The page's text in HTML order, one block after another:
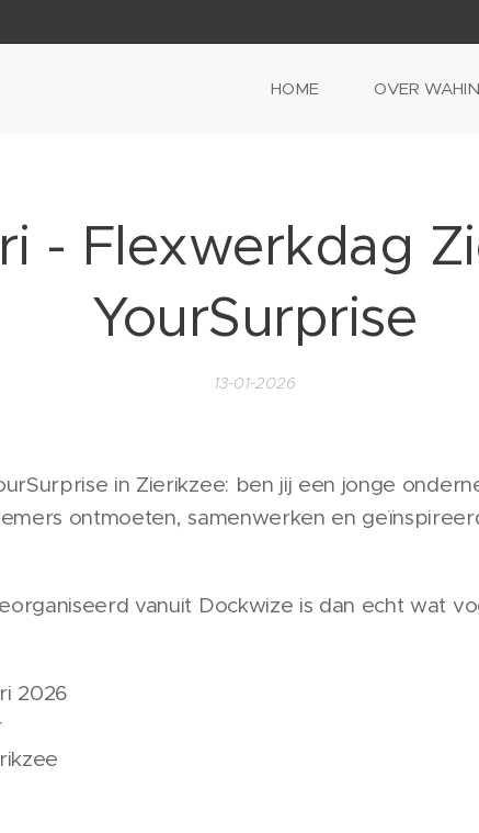
HOME OVER
- Flexwerkdag
YourSurprise
13-01-2026
in Zierikzee: ben jij een jonge
ontmoeten, samenwerken en
vanuit Dockwize is dan echt wat
2026